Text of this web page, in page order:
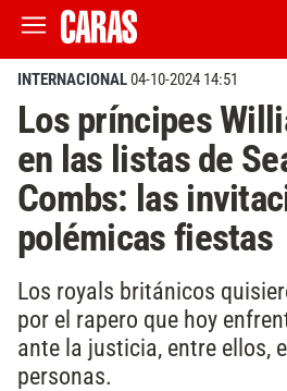
INTERNACIONAL04-10-2024 14:51
Los príncipes
en las listas de
Combs: las
polémicas fiestas
Los royals británicos
por el rapero que hoy
ante la justicia, entre ellos,
personas.